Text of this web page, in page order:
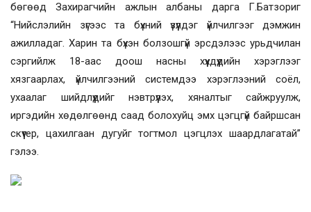
бөгөөд Захирагчийн ажлын албаны дарга Г.Батзориг
“Нийслэлийн зүгээс та бүхний үзүүлдэг үйлчилгээг дэмжин
ажилладаг. Харин та бүхэн болзошгүй эрсдэлээс урьдчилан
сэргийлж 18-аас доош насны хүүхдүүдийн хэрэглээг
хязгаарлах, үйлчилгээний системдээ хэрэглээний соёл,
ухаалаг шийдлүүдийг нэвтрүүлэх, хяналтыг сайжруулж,
иргэдийн хөдөлгөөнд саад болохуйц эмх цэгцгүй байршсан
скүүтер, цахилгаан дугуйг тогтмол цэгцлэх шаардлагатай”
гэлээ.